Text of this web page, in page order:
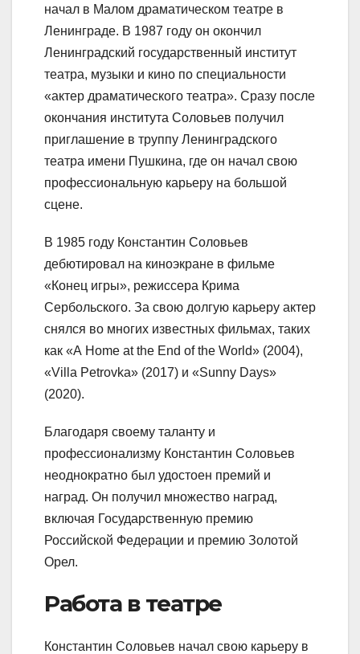
начал в Малом драматическом театре в
Ленинграде. В 1987 году он окончил
Ленинградский государственный институт
театра, музыки и кино по специальности
«актер драматического театра». Сразу после
окончания института Соловьев получил
приглашение в труппу Ленинградского
театра имени Пушкина, где он начал свою
профессиональную карьеру на большой
сцене.
В 1985 году Константин Соловьев
дебютировал на киноэкране в фильме
«Конец игры», режиссера Крима
Сербольского. За свою долгую карьеру актер
снялся во многих известных фильмах, таких
как «А Home at the End of the World» (2004),
«Villa Petrovka» (2017) и «Sunny Days»
(2020).
Благодаря своему таланту и
профессионализму Константин Соловьев
неоднократно был удостоен премий и
наград. Он получил множество наград,
включая Государственную премию
Российской Федерации и премию Золотой
Орел.
Работа в театре
Константин Соловьев начал свою карьеру в